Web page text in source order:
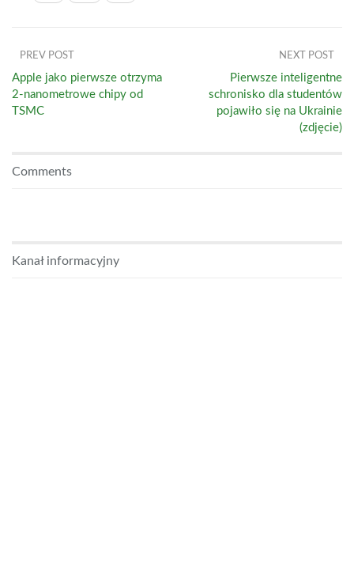
PREV POST
Apple jako pierwsze otrzyma
2-nanometrowe chipy od
TSMC
NEXT POST
Pierwsze inteligentne
schronisko dla studentów
pojawiło się na Ukrainie
(zdjęcie)
Comments
Kanał informacyjny